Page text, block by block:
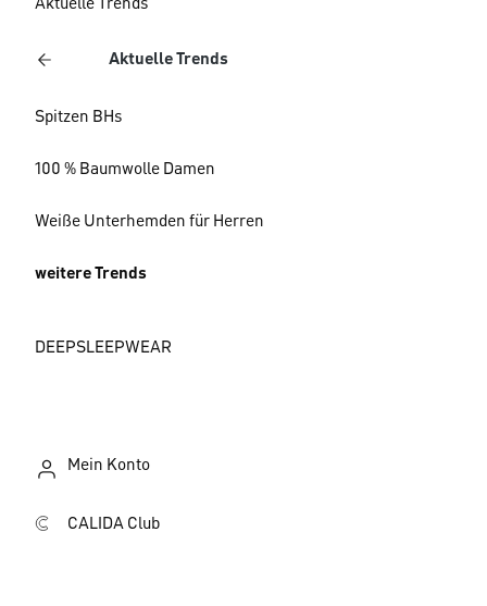
Aktuelle Trends
Aktuelle Trends
Spitzen BHs
100 % Baumwolle Damen
Weiße Unterhemden für Herren
weitere Trends
DEEPSLEEPWEAR
Mein Konto
CALIDA Club